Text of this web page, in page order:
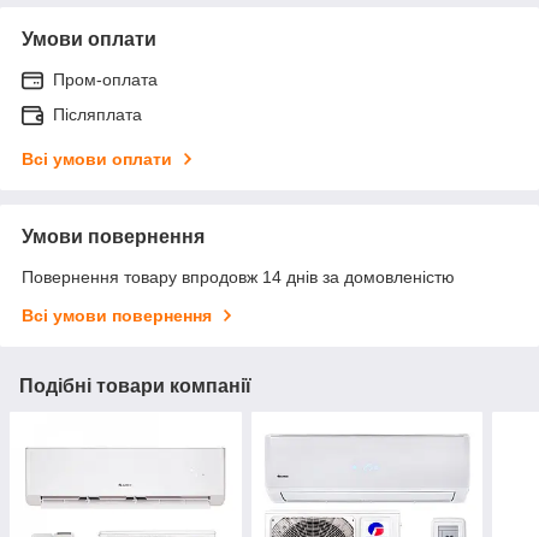
Умови оплати
Пром-оплата
Післяплата
Всі умови оплати
Умови повернення
Повернення товару впродовж 14 днів за домовленістю
Всі умови повернення
Подібні товари компанії